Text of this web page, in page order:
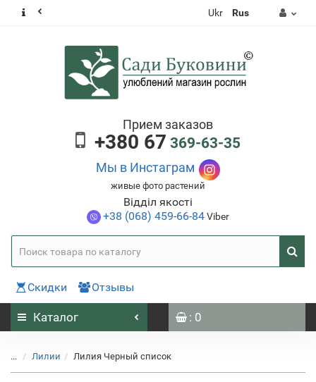
Ukr Rus
Прием заказов
+380 67 369-63-35
Мы в Инстаграм
живые фото растений
Відділ якості
+38 (068) 459-66-84Viber
Скидки Отзывы
Каталог : 0
... Лилии Лилия Черный список